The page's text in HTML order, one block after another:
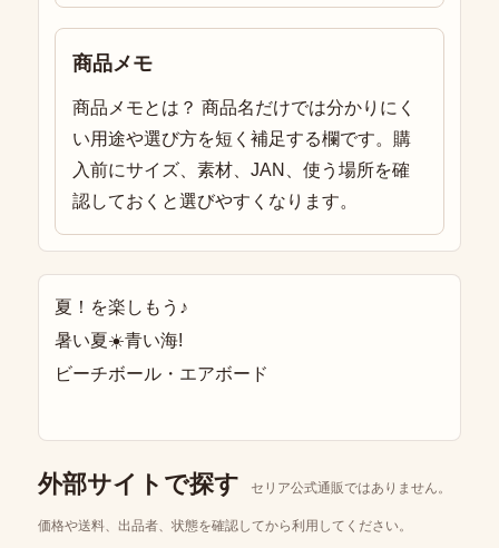
商品メモ
商品メモとは？ 商品名だけでは分かりにく
い用途や選び方を短く補足する欄です。購
入前にサイズ、素材、JAN、使う場所を確
認しておくと選びやすくなります。
夏！を楽しもう♪
暑い夏☀️青い海!
ビーチボール・エアボード
外部サイトで探す セリア公式通販ではありません。
価格や送料、出品者、状態を確認してから利用してください。